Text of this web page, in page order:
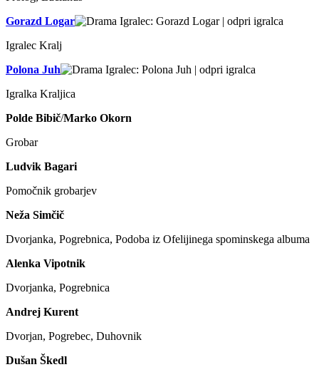
Gorazd Logar
Igralec Kralj
Polona Juh
Igralka Kraljica
Polde Bibič/Marko Okorn
Grobar
Ludvik Bagari
Pomočnik grobarjev
Neža Simčič
Dvorjanka, Pogrebnica, Podoba iz Ofelijinega spominskega albuma
Alenka Vipotnik
Dvorjanka, Pogrebnica
Andrej Kurent
Dvorjan, Pogrebec, Duhovnik
Dušan Škedl